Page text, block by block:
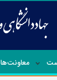
معاونت‌ها